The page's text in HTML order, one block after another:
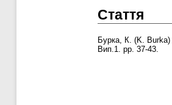
Стаття
Бурка, К. (K. Burka)
Вип.1. pp. 37-43.